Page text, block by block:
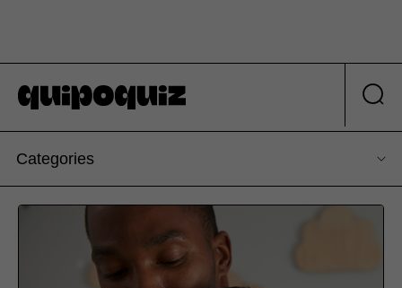
Categories